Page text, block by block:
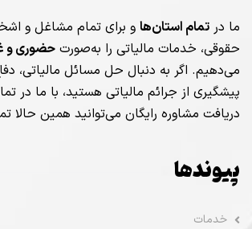
ما در تمام استان‌ها و برای تمام مشاغل و
حقوقی، خدمات مالیاتی را به‌صورت حضوری و
می‌دهیم. اگر به دنبال حل مسائل مالیاتی،
پیشگیری از جرائم مالیاتی هستید، با ما در
دریافت مشاوره رایگان می‌توانید همین حالا
پیوندها
خدمات